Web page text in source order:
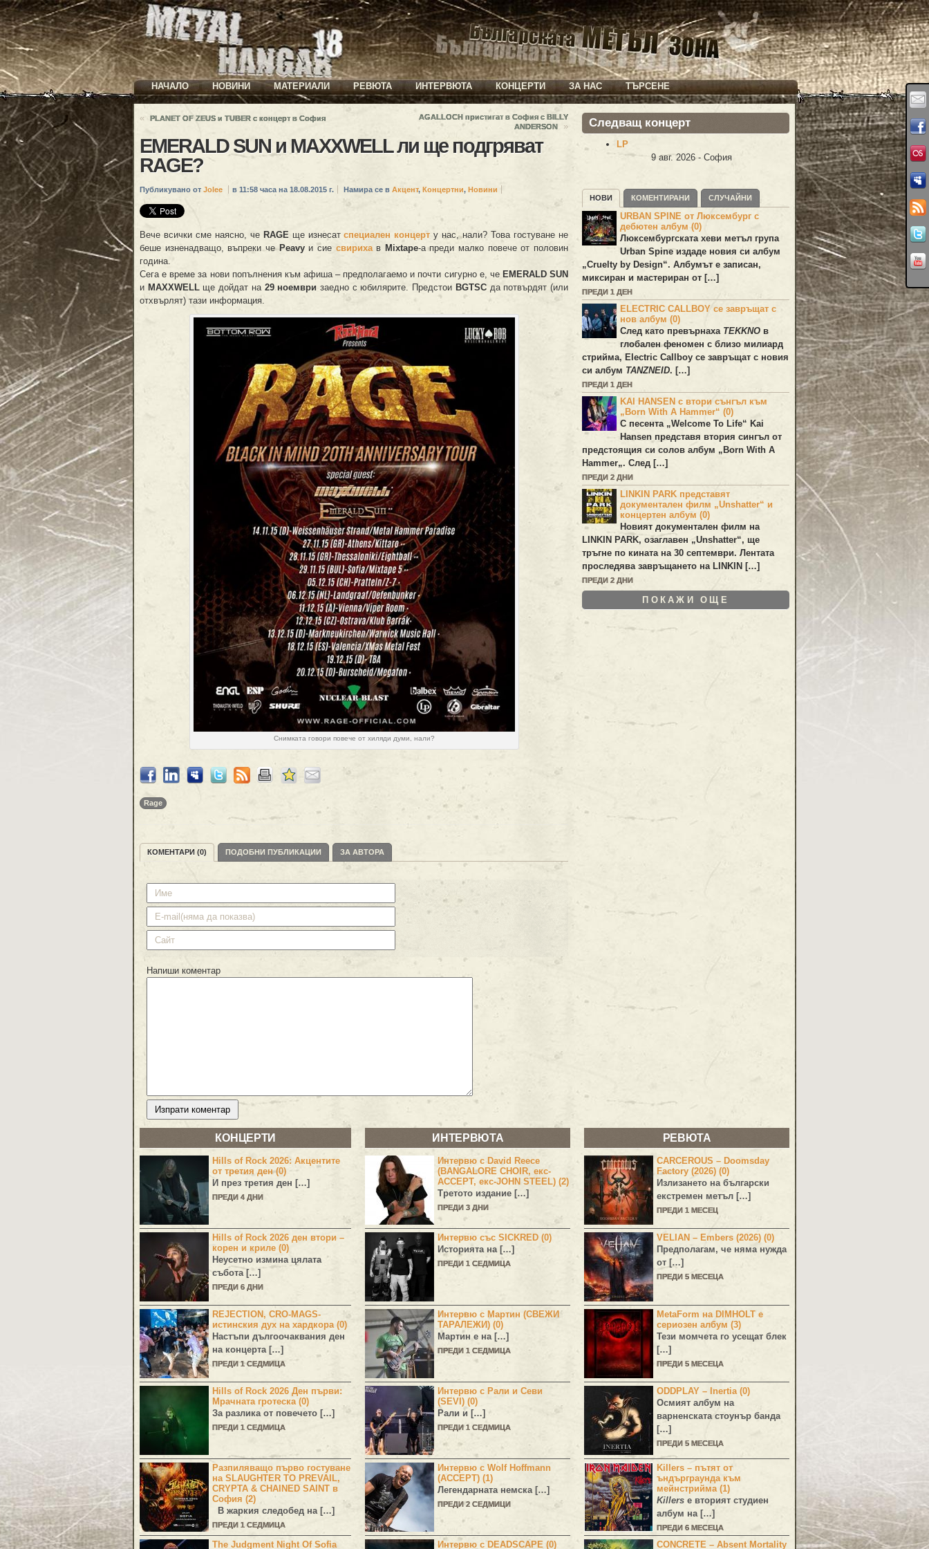
НАЧАЛО НОВИНИ МАТЕРИАЛИ РЕВЮТА ИНТЕРВЮТА КОНЦЕРТИ ЗА НАС ТЪРСЕНЕ
« PLANET OF ZEUS и TUBER с концерт в София
AGALLOCH пристигат в София с BILLY
ANDERSON
»
EMERALD SUN и MAXXWELL ли ще подгряват
RAGE?
Публикувано от Jolee в 11:58 часа на 18.08.2015 г. Намира се в Акцент, Концертни, Новини
Вече всички сме наясно, че RAGE ще изнесатспециален концерт у нас, нали? Това гостуване не
беше изненадващо, въпреки че Peavyи сие свирихав Mixtape-а преди малко повече от половин
година.
Сега е време за нови попълнения към афиша – предполагаемо и почти сигурно е, че EMERALD SUN
и MAXXWELLще дойдат на 29 ноември заедно с юбилярите. Предстои BGTSCда потвърдят (или
отхвърлят) тази информация.
Снимката говори повече от хиляди думи, нали?
Rage
КОМЕНТАРИ (0) ПОДОБНИ ПУБЛИКАЦИИ ЗА АВТОРА
Напиши коментар
Следващ концерт
LP
9 авг. 2026 - София
НОВИ КОМЕНТИРАНИ СЛУЧАЙНИ
URBAN SPINE от Люксембург с
дебютен албум (0)
Люксембургската хеви метъл група
Urban Spineиздаде новия си албум
„Cruelty by Design“. Албумът е записан,
миксиран и мастериран от […]
ПРЕДИ 1 ДЕН
ELECTRIC CALLBOY се завръщат с
нов албум (0)
След като превърнаха TEKKNO в
глобален феномен с близо милиард
стрийма, Electric Callboy се завръщат с новия
си албум TANZNEID. […]
ПРЕДИ 1 ДЕН
KAI HANSEN с втори сънгъл към
„Born With A Hammer“ (0)
С песента „Welcome To Life“ Kai
Hansen представя втория сингъл от
предстоящия си солов албум „ Born With A
Hammer„. След […]
ПРЕДИ 2 ДНИ
LINKIN PARK представят
документален филм „Unshatter“ и
концертен албум (0)
Новият документален филм на
LINKIN PARK, озаглавен „Unshatter“, ще
тръгне по кината на 30 септември. Лентата
проследява завръщането наLINKIN […]
ПРЕДИ 2 ДНИ
ПОКАЖИ ОЩЕ
КОНЦЕРТИ
Hills of Rock 2026: Акцентите
от третия ден (0)
И през третия ден […]
ПРЕДИ 4 ДНИ
Hills of Rock 2026 ден втори –
корен и криле (0)
Неусетно измина цялата
събота […]
ПРЕДИ 6 ДНИ
REJECTION, CRO-MAGS-
истинския дух на хардкора (0)
Настъпи дългоочаквания ден
на концерта […]
ПРЕДИ 1 СЕДМИЦА
Hills of Rock 2026 Ден първи:
Мрачната гротеска (0)
За разлика от повечето […]
ПРЕДИ 1 СЕДМИЦА
Разпиляващо първо гостуване
на SLAUGHTER TO PREVAIL,
CRYPTA & CHAINED SAINT в
София (2)
В жаркия следобед на […]
ПРЕДИ 1 СЕДМИЦА
The Judgment Night Of Sofia
ИНТЕРВЮТА
Интервю с David Reece
(BANGALORE CHOIR, екс-
ACCEPT, екс-JOHN STEEL) (2)
Третото издание […]
ПРЕДИ 3 ДНИ
Интервю със SICKRED (0)
Историята на […]
ПРЕДИ 1 СЕДМИЦА
Интервю с Мартин (СВЕЖИ
ТАРАЛЕЖИ) (0)
Мартин е на […]
ПРЕДИ 1 СЕДМИЦА
Интервю с Рали и Севи
(SEVI) (0)
Рали и […]
ПРЕДИ 1 СЕДМИЦА
Интервю с Wolf Hoffmann
(ACCEPT) (1)
Легендарната немска […]
ПРЕДИ 2 СЕДМИЦИ
Интервю с DEADSCAPE (0)
РЕВЮТА
CARCEROUS – Doomsday
Factory (2026) (0)
Излизането на български
екстремен метъл […]
ПРЕДИ 1 МЕСЕЦ
VELIAN – Embers (2026) (0)
Предполагам, че няма нужда
от […]
ПРЕДИ 5 МЕСЕЦА
MetaForm на DIMHOLT е
сериозен албум (3)
Тези момчета го усещат блек
[…]
ПРЕДИ 5 МЕСЕЦА
ODDPLAY – Inertia (0)
Осмият албум на
варненската стоунър банда
[…]
ПРЕДИ 5 МЕСЕЦА
Killers – пътят от
ъндърграунда към
мейнстрийма (1)
Killers е вторият студиен
албум на […]
ПРЕДИ 6 МЕСЕЦА
CONCRETE – Absent Mortality